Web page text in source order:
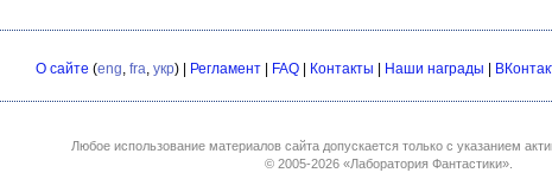
О сайте (eng, fra, укр) | Регламент FAQ Контакты Наши награды
Любое использование материалов сайта допускается только с указанием
© 2005-2026 «Лаборатория Фантастики».